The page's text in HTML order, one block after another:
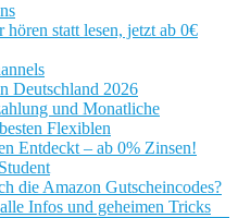
statt lesen, jetzt ab 0€
Deutschland 2026
und Monatliche
Flexiblen
Entdeckt – ab 0% Zinsen!
die Amazon Gutscheincodes?
Infos und geheimen Tricks